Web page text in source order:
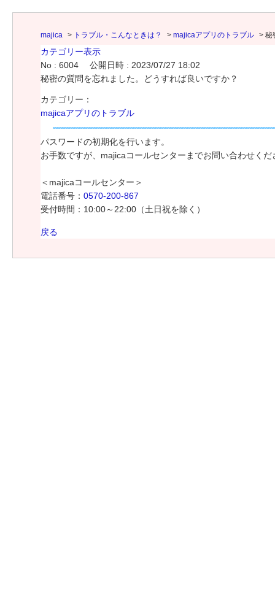
majica > トラブル・こんなときは？ > majicaアプリのトラブル > 秘
カテゴリー表示
No : 6004
公開日時 : 2023/07/27 18:02
秘密の質問を忘れました。どうすれば良いですか？
カテゴリー：
majicaアプリのトラブル
パスワードの初期化を行います。
お手数ですが、majicaコールセンターまでお問い合わせくだ
＜majicaコールセンター＞
電話番号： 0570-200-867
受付時間：10:00～22:00（土日祝を除く）
戻る